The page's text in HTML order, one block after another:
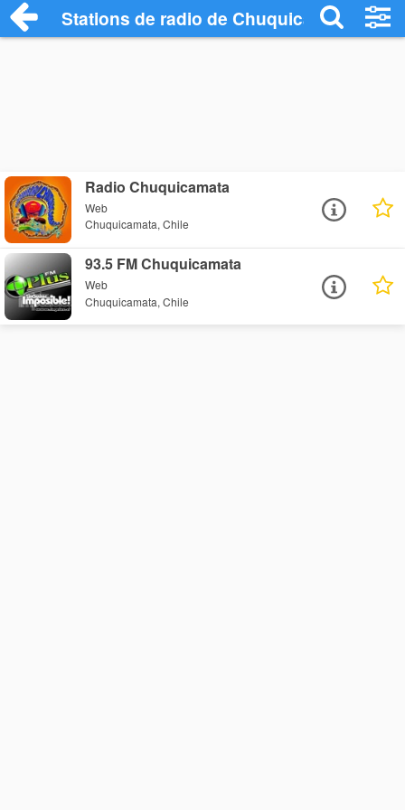
Stations de radio de Chuquicamata
Radio Chuquicamata
Web
Chuquicamata, Chile
93.5 FM Chuquicamata
Web
Chuquicamata, Chile